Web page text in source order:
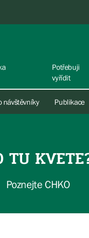
návštěvníky Publikace
Potřebuji
vyřídit
TU
Poznejte CHKO